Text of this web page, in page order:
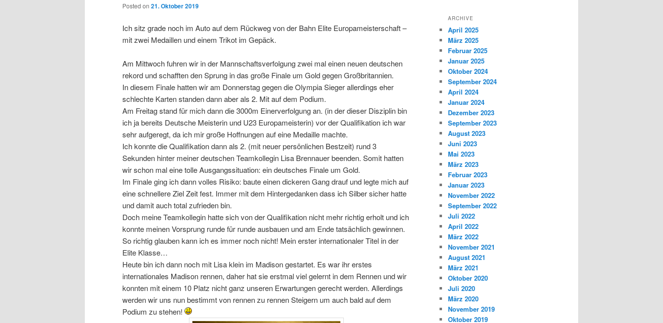
Posted on 21. Oktober 2019
Ich sitz grade noch im Auto auf dem Rückweg von der Bahn Elite Europameisterschaft –
mit zwei Medaillen und einem Trikot im Gepäck.
Am Mittwoch fuhren wir in der Mannschaftsverfolgung zwei mal einen neuen deutschen
rekord und schafften den Sprung in das große Finale um Gold gegen Großbritannien.
In diesem Finale hatten wir am Donnerstag gegen die Olympia Sieger allerdings eher
schlechte Karten standen dann aber als 2. Mit auf dem Podium.
Am Freitag stand für mich dann die 3000m Einerverfolgung an. (in der dieser Disziplin bin
ich ja bereits Deutsche Meisterin und U23 Europameisterin) vor der Qualifikation ich war
sehr aufgeregt, da ich mir große Hoffnungen auf eine Medaille machte.
Ich konnte die Qualifikation dann als 2. (mit neuer persönlichen Bestzeit) rund 3
Sekunden hinter meiner deutschen Teamkollegin Lisa Brennauer beenden. Somit hatten
wir schon mal eine tolle Ausgangssituation: ein deutsches Finale um Gold.
Im Finale ging ich dann volles Risiko: baute einen dickeren Gang drauf und legte mich auf
eine schnellere Ziel Zeit fest. Immer mit dem Hintergedanken dass ich Silber sicher hatte
und damit auch total zufrieden bin.
Doch meine Teamkollegin hatte sich von der Qualifikation nicht mehr richtig erholt und ich
konnte meinen Vorsprung runde für runde ausbauen und am Ende tatsächlich gewinnen.
So richtig glauben kann ich es immer noch nicht! Mein erster internationaler Titel in der
Elite Klasse…
Heute bin ich dann noch mit Lisa klein im Madison gestartet. Es war ihr erstes
internationales Madison rennen, daher hat sie erstmal viel gelernt in dem Rennen und wir
konnten mit einem 10 Platz nicht ganz unseren Erwartungen gerecht werden. Allerdings
werden wir uns nun bestimmt von rennen zu rennen Steigern um auch bald auf dem
Podium zu stehen!
ARCHIVE
April 2025
März 2025
Februar 2025
Januar 2025
Oktober 2024
September 2024
April 2024
Januar 2024
Dezember 2023
September 2023
August 2023
Juni 2023
Mai 2023
März 2023
Februar 2023
Januar 2023
November 2022
September 2022
Juli 2022
April 2022
März 2022
November 2021
August 2021
März 2021
Oktober 2020
Juli 2020
März 2020
November 2019
Oktober 2019